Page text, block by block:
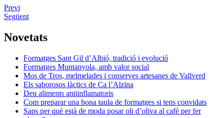
Previ
Següent
Novetats
Formatges Sant Gil d’Albió, tradició i evolució
Formatges Muntanyola, amb valor social
Mos de Tros, melmelades i conserves artesanes de Vallverd
Els saborosos làctics de Ca l’Alzina
Deu aliments antiinflamatoris
Com preparar una bona taula de formatges si tens convidats
Saps per què està de moda posar oli d’oliva al cafè per fer